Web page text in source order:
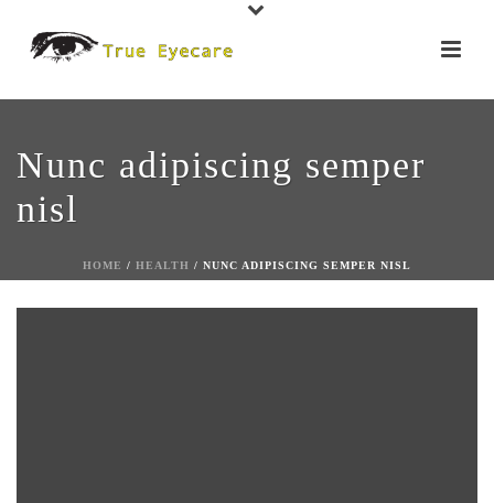
Nunc adipiscing semper
nisl
HOME / HEALTH / NUNC ADIPISCING SEMPER NISL